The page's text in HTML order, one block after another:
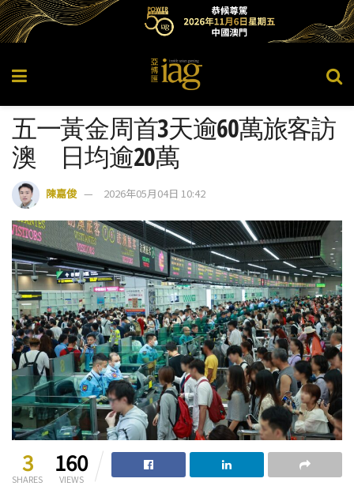
五一黃金周首3天逾60萬旅客訪
澳 日均逾20萬
陳嘉俊 2026年05月04日 10:42
3
SHARES
160
VIEWS